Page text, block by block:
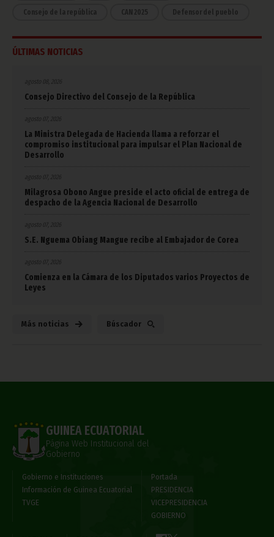
Consejo de la república CAN 2025 Defensor del pueblo
ÚLTIMAS NOTICIAS
agosto 08, 2026
Consejo Directivo del Consejo de la República
agosto 07, 2026
La Ministra Delegada de Hacienda llama a reforzar el
compromiso institucional para impulsar el Plan Nacional de
Desarrollo
agosto 07, 2026
Milagrosa Obono Angue preside el acto oficial de entrega de
despacho de la Agencia Nacional de Desarrollo
agosto 07, 2026
S.E. Nguema Obiang Mangue recibe al Embajador de Corea
agosto 07, 2026
Comienza en la Cámara de los Diputados varios Proyectos de
Leyes
Más noticias Búscador
GUINEA ECUATORIAL
Página Web Institucional del
Gobierno
Gobierno e Instituciones
Información de Guinea Ecuatorial
TVGE
Portada
PRESIDENCIA
VICEPRESIDENCIA
GOBIERNO